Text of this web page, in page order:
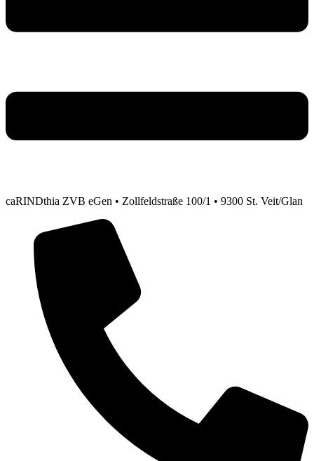
caRINDthia ZVB eGen • Zollfeldstraße 100/1 • 9300 St. Veit/Glan